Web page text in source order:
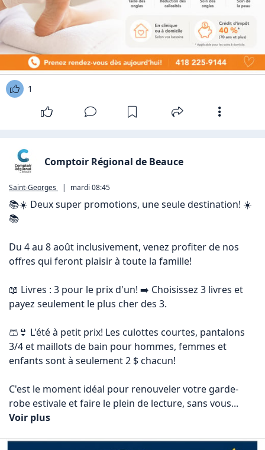
1
Comptoir Régional de Beauce
Saint-Georges | mardi 08:45
📚☀️ Deux super promotions, une seule destination! ☀️
📚
Du 4 au 8 août inclusivement, venez profiter de nos
offres qui feront plaisir à toute la famille!
📖 Livres : 3 pour le prix d'un! ➡️ Choisissez 3 livres et
payez seulement le plus cher des 3.
🩳👙 L'été à petit prix! Les culottes courtes, pantalons
3/4 et maillots de bain pour hommes, femmes et
enfants sont à seulement 2 $ chacun!
C'est le moment idéal pour renouveler votre garde-
Voir plus